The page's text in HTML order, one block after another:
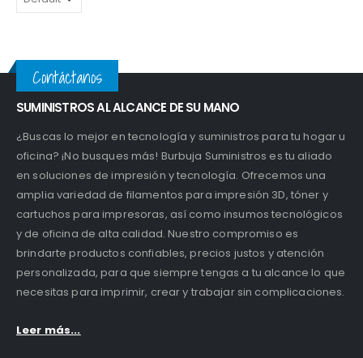
Contáctanos
SUMINISTROS AL ALCANCE DE SU MANO
¿Buscas lo mejor en tecnología y suministros para tu hogar u
oficina? ¡No busques más! Burbuja Suministros es tu aliado
en soluciones de impresión y tecnología. Ofrecemos una
amplia variedad de filamentos para impresión 3D, tóner y
cartuchos para impresoras, así como insumos tecnológicos
y de oficina de alta calidad. Nuestro compromiso es
brindarte productos confiables, precios justos y atención
personalizada, para que siempre tengas a tu alcance lo que
necesitas para imprimir, crear y trabajar sin complicaciones.
Leer más...